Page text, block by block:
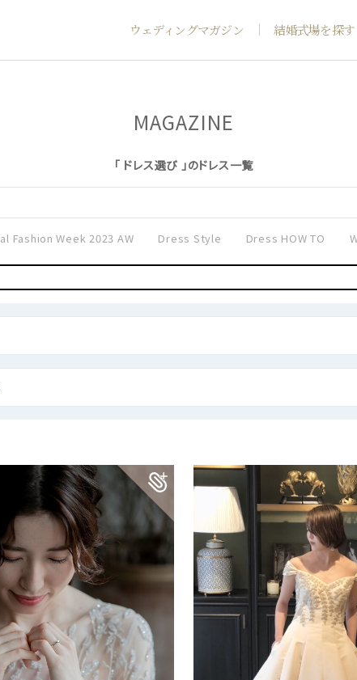
ウェディングマガジン 結婚式場を探す
MAGAZINE
「 ドレス選び 」のドレス一覧
Fashion Week 2023 AW
Dress Style Dress HOW TO